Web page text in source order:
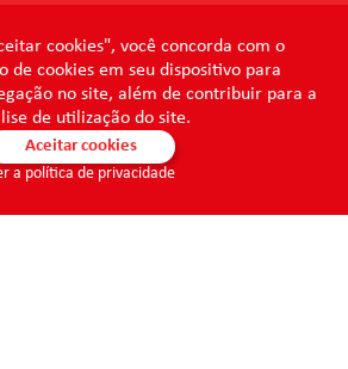
cookies", você concorda com o
de cookies em seu dispositivo para
no site, além de contribuir para a
de utilização do site.
Aceitar cookies
a política de privacidade